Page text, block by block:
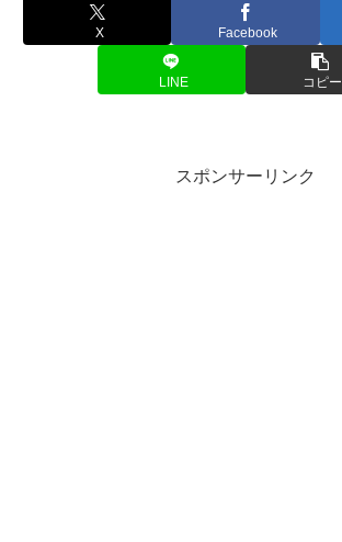
X Facebook
LINE コピー
スポンサーリンク